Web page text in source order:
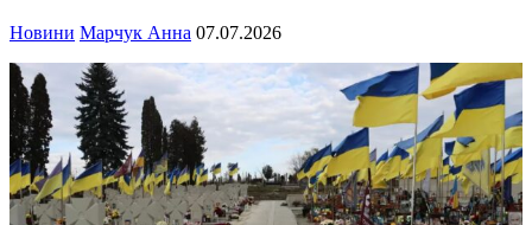
Новини Марчук Анна 07.07.2026